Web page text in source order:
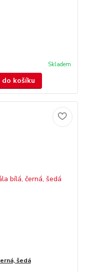
Skladem
košíku
šedá